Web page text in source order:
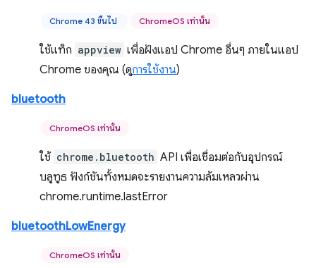
Chrome 43 ขึ้นไป ChromeOS เท่านั้น
ใช้แท็ก appview เพื่อฝังแอป Chrome อื่นๆ ภายในแอป
Chrome ของคุณ (ดูการใช้งาน)
bluetooth
ChromeOS เท่านั้น
ใช้ chrome.bluetooth API เพื่อเชื่อมต่อกับอุปกรณ์
บลูทูธ ฟังก์ชันทั้งหมดจะรายงานความล้มเหลวผ่าน
chrome.runtime.lastError
bluetoothLowEnergy
ChromeOS เท่านั้น